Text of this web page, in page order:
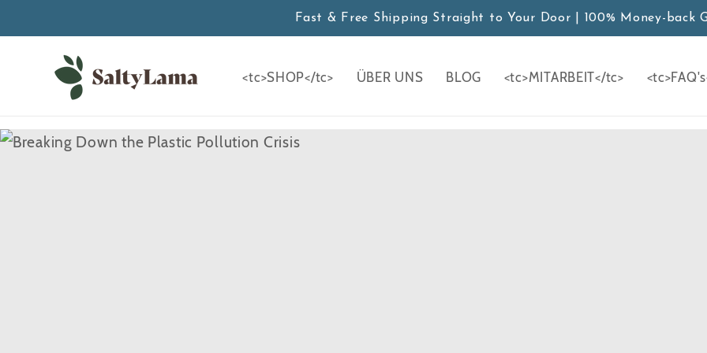
Fast & Free Shipping Straight to Your Door | 100% Money-back
springen
<tc>SHOP</tc> ÜBER UNS BLOG <tc>MITARBEIT</tc>